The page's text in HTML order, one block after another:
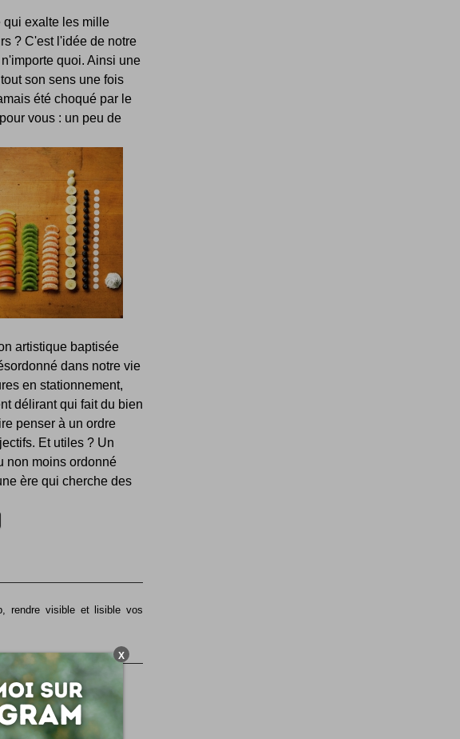
qui exalte les mille
? C'est l'idée de notre
quoi. Ainsi une
son sens une fois
été choqué par le
vous : un peu de
artistique baptisée
dans notre vie
en stationnement,
délirant qui fait du bien
penser à un ordre
Et utiles ? Un
non moins ordonné
ère qui cherche des
rendre visible et lisible vos
X